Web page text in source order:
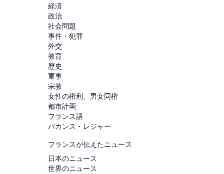
経済
政治
社会問題
事件・犯罪
外交
教育
歴史
軍事
宗教
女性の権利、男女同権
都市計画
フランス語
バカンス・レジャー
フランスが伝えたニュース
日本のニュース
世界のニュース